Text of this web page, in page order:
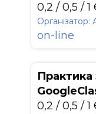
0,2 / 0,5 / 1
on-line
0,2 / 0,5 / 1